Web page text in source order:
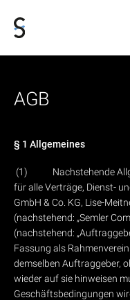
AGB
§ 1 Allgemeines
(1) Nachstehende
für alle Verträge, Dienst-
GmbH & Co. KG, Lise-
(nachstehend: „Semler
(nachstehend:
Fassung als
demselben Auftraggeber,
wieder auf sie hinweisen
Geschäftsbedingungen